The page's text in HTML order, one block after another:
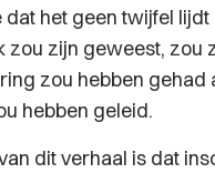
dat het geen twijfel
zou zijn geweest, zou
zou hebben
hebben geleid.
dit verhaal is dat